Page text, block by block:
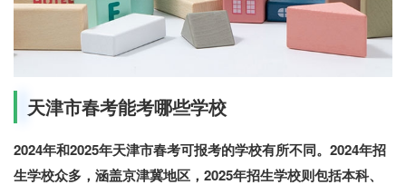
天津市春考能考哪些学校
2024年和2025年天津市春考可报考的学校有所不同。2024年招
生学校众多，涵盖京津冀地区，2025年招生学校则包括本科、